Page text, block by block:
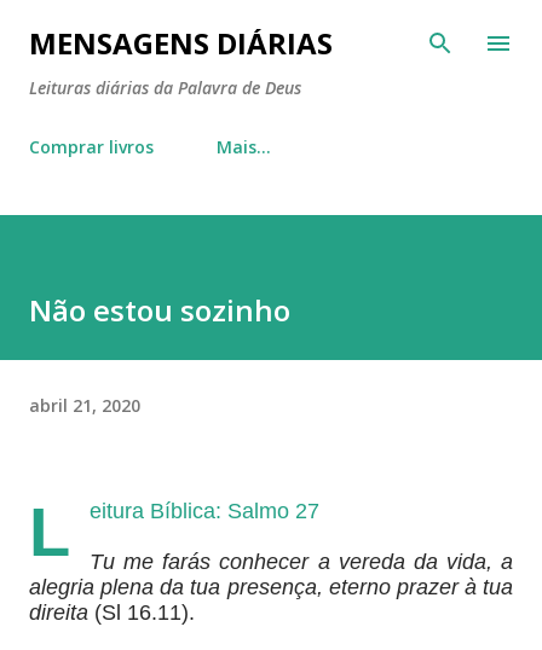
Pular para o conteúdo principal
MENSAGENS DIÁRIAS
Leituras diárias da Palavra de Deus
Comprar livros Mais…
Não estou sozinho
abril 21, 2020
L eitura Bíblica: Salmo 27
Tu me farás conhecer a vereda da vida, a
alegria plena da tua presença, eterno prazer à tua
direita (Sl 16.11).